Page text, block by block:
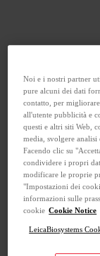
Noi e i nostri partner
pure alcuni dei dati
contatto, per
all'utente pubblicità e
questi e altri siti Web,
media, svolgere
Facendo clic su
condividere i propri
modificare le proprie
"Impostazioni dei
informazioni sulle
cookie Cookie Notice
LeicaBiosystems